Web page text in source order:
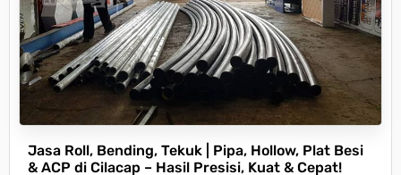
Jasa Roll, Bending, Tekuk | Pipa, Hollow, Plat Besi
& ACP di Cilacap – Hasil Presisi, Kuat & Cepat!